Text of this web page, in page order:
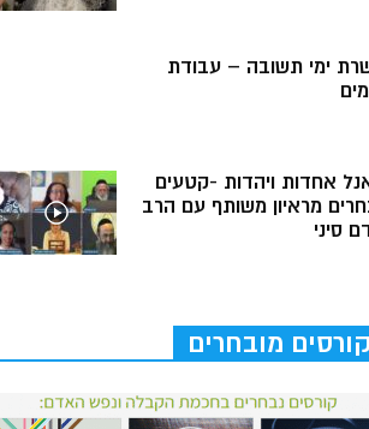
ימי תשובה – עבודת
אחדות ויהדות -קטעים
מראיון משותף עם הרב
סיני
קורסים מובחרים